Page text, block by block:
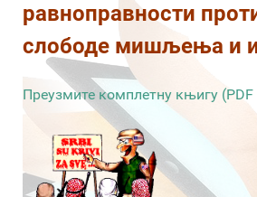
равноправности
слободе мишљења и
Преузмите комплетну књигу (PDF